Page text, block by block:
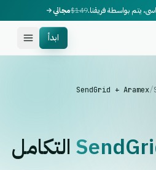
يتم بواسطة فريقنا.$149مجاني
ابدأ
/
SendGrid + Aramex
التكامل